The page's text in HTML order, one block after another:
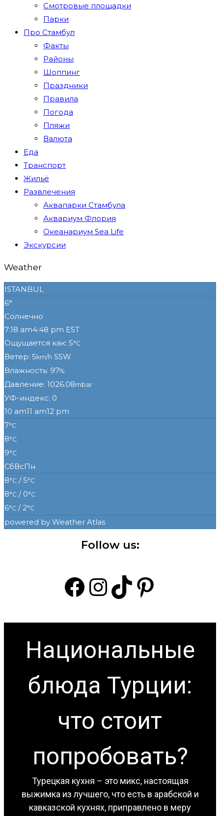
Смотровые площадки
Парки
Про Стамбул
Факты
Районы
Шоппинг
Праздники
Правила
Погода
Пляжи
Валюта
Еда
Транспорт
Жильё
Развлечения
Аквапарки Стамбула
Аквариум Флория
Океанариум Sea Life
Экскурсии
Weather
ISTANBUL
6°
Солнечно
7:18 am4:48 pm EST
Ощущается как: 5°C
Ветер: 5 km/h SSW
Влажность: 97%
Давление: 1026.08mbar
УФ-индекс: 0
10 am11 am12 pm
7°C
8°C
9°C
СбВсПн
8°C / 5°C
8°C / 0°C
6°C / 2°C
powered by Weather Atlas
Follow us:
Facebook
Instagram
TikTok
Национальные
блюда Турции:
что стоит
попробовать?
Турецкая кухня – это микс, настоящая
выжимка из лучшего, что есть в арабской и
кавказской кухнях, приправлено в меру